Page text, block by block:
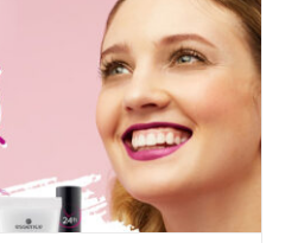
novitete jesen/zima 2020
i moda